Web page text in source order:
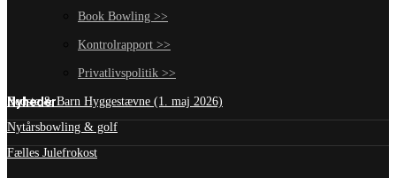
Book Bowling >>
Kontrolrapport >>
Privatlivspolitik >>
Nyheder
Bedste & Barn Hyggestævne (1. maj 2026)
Nytårsbowling & golf
Fælles Julefrokost